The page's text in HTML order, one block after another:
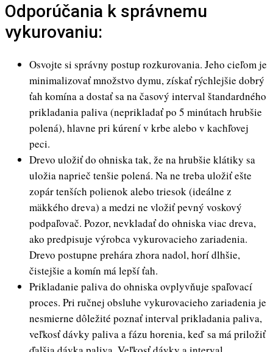
Odporúčania k správnemu
vykurovaniu:
Osvojte si správny postup rozkurovania. Jeho cieľom je
minimalizovať množstvo dymu, získať rýchlejšie dobrý
ťah komína a dostať sa na časový interval štandardného
prikladania paliva (neprikladať po 5 minútach hrubšie
polená), hlavne pri kúrení v krbe alebo v kachľovej
peci.
Drevo uložiť do ohniska tak, že na hrubšie klátiky sa
uložia naprieč tenšie polená. Na ne treba uložiť ešte
zopár tenších polienok alebo triesok (ideálne z
mäkkého dreva) a medzi ne vložiť pevný voskový
podpaľovač. Pozor, nevkladať do ohniska viac dreva,
ako predpisuje výrobca vykurovacieho zariadenia.
Drevo postupne prehára zhora nadol, horí dlhšie,
čistejšie a komín má lepší ťah.
Prikladanie paliva do ohniska ovplyvňuje spaľovací
proces. Pri ručnej obsluhe vykurovacieho zariadenia je
nesmierne dôležité poznať interval prikladania paliva,
veľkosť dávky paliva a fázu horenia, keď sa má priložiť